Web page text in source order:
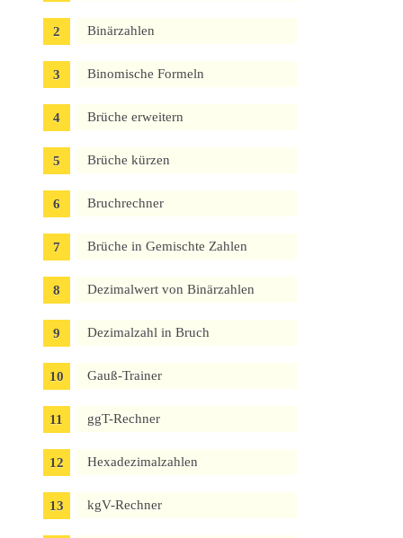
Binärzahlen
Binomische Formeln
Brüche erweitern
Brüche kürzen
Bruchrechner
Brüche in Gemischte Zahlen
Dezimalwert von Binärzahlen
Dezimalzahl in Bruch
Gauß-Trainer
ggT-Rechner
Hexadezimalzahlen
kgV-Rechner